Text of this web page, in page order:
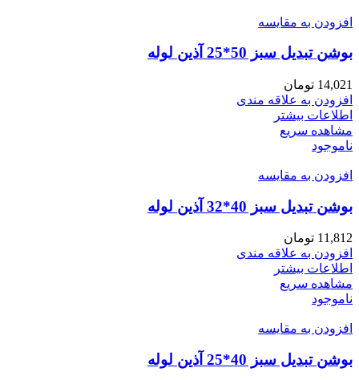
افزودن به مقایسه
بوشن تبدیل سبز 50*25 آذین لوله
14,021 تومان
افزودن به علاقه مندی
اطلاعات بیشتر
مشاهده سریع
ناموجود
افزودن به مقایسه
بوشن تبدیل سبز 40*32 آذین لوله
11,812 تومان
افزودن به علاقه مندی
اطلاعات بیشتر
مشاهده سریع
ناموجود
افزودن به مقایسه
بوشن تبدیل سبز 40*25 آذین لوله